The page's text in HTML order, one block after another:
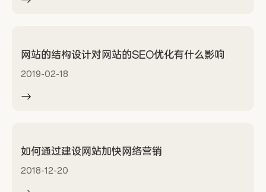
网站的结构设计对网站的SEO优化有什么影响
2019-02-18
如何通过建设网站加快网络营销
2018-12-20